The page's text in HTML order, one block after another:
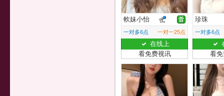
軟妹小怡
一对多6点 一对一25点
在线上
看免费视讯
珍珠
一对多6点
看